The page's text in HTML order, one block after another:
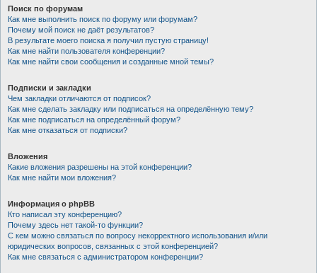
Поиск по форумам
Как мне выполнить поиск по форуму или форумам?
Почему мой поиск не даёт результатов?
В результате моего поиска я получил пустую страницу!
Как мне найти пользователя конференции?
Как мне найти свои сообщения и созданные мной темы?
Подписки и закладки
Чем закладки отличаются от подписок?
Как мне сделать закладку или подписаться на определённую тему?
Как мне подписаться на определённый форум?
Как мне отказаться от подписки?
Вложения
Какие вложения разрешены на этой конференции?
Как мне найти мои вложения?
Информация о phpBB
Кто написал эту конференцию?
Почему здесь нет такой-то функции?
С кем можно связаться по вопросу некорректного использования и/или
юридических вопросов, связанных с этой конференцией?
Как мне связаться с администратором конференции?